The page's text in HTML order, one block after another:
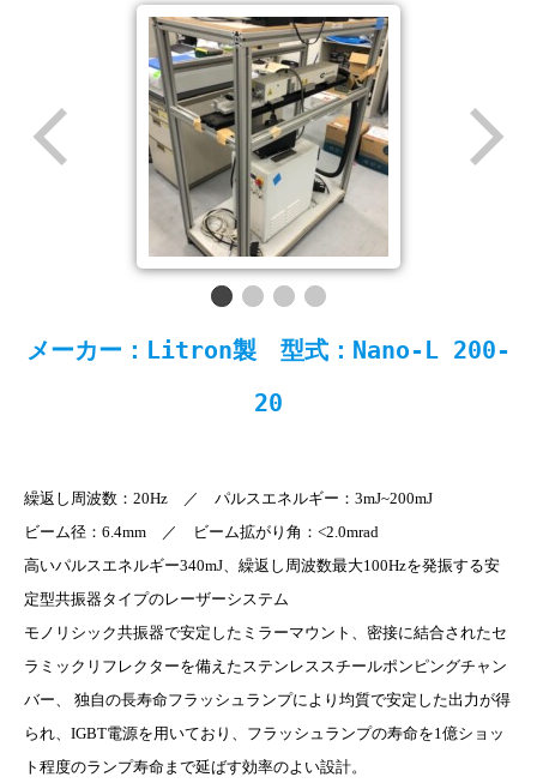
メーカー：Litron製 型式：Nano-L 200-
20
繰返し周波数：20Hz ／ パルスエネルギー：3mJ~200mJ
ビーム径：6.4mm ／ ビーム拡がり角：<2.0mrad
高いパルスエネルギー340mJ、繰返し周波数最大100Hzを発振する安
定型共振器タイプのレーザーシステム
モノリシック共振器で安定したミラーマウント、密接に結合されたセ
ラミックリフレクターを備えたステンレススチールポンピングチャン
バー、 独自の長寿命フラッシュランプにより均質で安定した出力が得
られ、IGBT電源を用いており、フラッシュランプの寿命を1億ショッ
ト程度のランプ寿命まで延ばす効率のよい設計。